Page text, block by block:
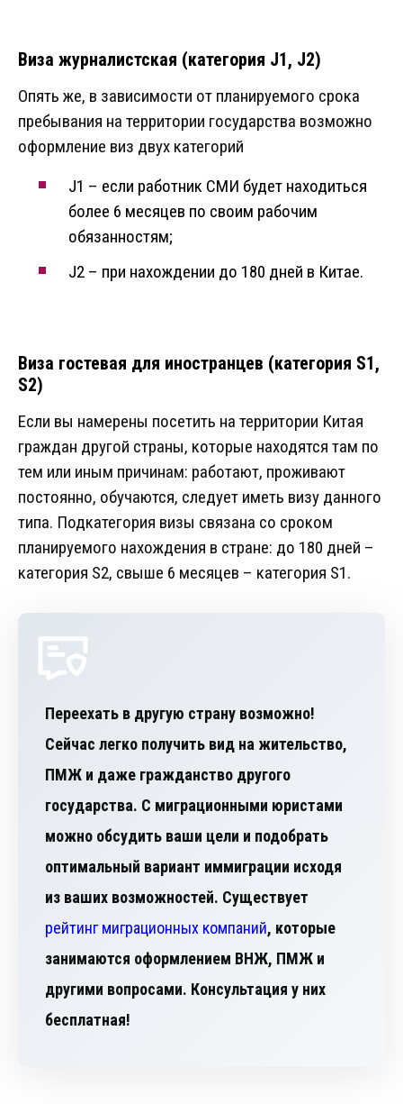
Виза журналистская (категория J1, J2)
Опять же, в зависимости от планируемого срока
пребывания на территории государства возможно
оформление виз двух категорий
J1 – если работник СМИ будет находиться
более 6 месяцев по своим рабочим
обязанностям;
J2 – при нахождении до 180 дней в Китае.
Виза гостевая для иностранцев (категория S1,
S2)
Если вы намерены посетить на территории Китая
граждан другой страны, которые находятся там по
тем или иным причинам: работают, проживают
постоянно, обучаются, следует иметь визу данного
типа. Подкатегория визы связана со сроком
планируемого нахождения в стране: до 180 дней –
категория S2, свыше 6 месяцев – категория S1.
Переехать в другую страну возможно!
Сейчас легко получить вид на жительство,
ПМЖ и даже гражданство другого
государства. С миграционными юристами
можно обсудить ваши цели и подобрать
оптимальный вариант иммиграции исходя
из ваших возможностей. Существует
рейтинг миграционных компаний, которые
занимаются оформлением ВНЖ, ПМЖ и
другими вопросами. Консультация у них
бесплатная!